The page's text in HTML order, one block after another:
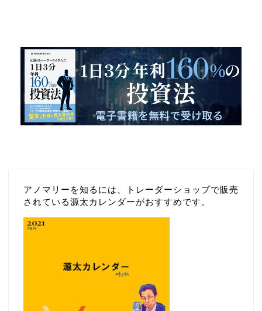
アノマリーを知るには、トレーダーショップで販売
されている源太カレンダーがおすすめです。